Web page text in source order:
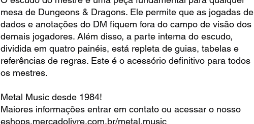
mesa de Dungeons & Dragons. Ele permite que as jogadas de
dados e anotações do DM fiquem fora do campo de visão dos
demais jogadores. Além disso, a parte interna do escudo,
dividida em quatro painéis, está repleta de guias, tabelas e
referências de regras. Este é o acessório definitivo para todos
os mestres.
Metal Music desde 1984!
Maiores informações entrar em contato ou acessar o nosso
eshops.mercadolivre.com.br/metal.music